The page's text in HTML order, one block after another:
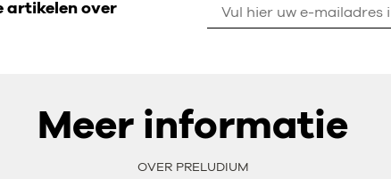
artikelen over
Meer informatie
OVER PRELUDIUM